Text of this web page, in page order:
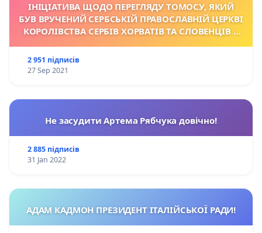
ІНІЦІАТИВА ЩОДО ПЕРЕГЛЯДУ TОМОСУ, ЯКИЙ
БУВ ВРУЧЕНИЙ СЕРБСЬКІЙ ПРАВОСЛАВНІЙ ЦЕРКВІ
КОРОЛІВСТВА СЕРБІВ ХОРВАТІВ ТА СЛОВЕНЦІВ У
2 951 підписів
27 Sep 2021
Не засудити Артема Рябчука довічно!
2 885 підписів
31 Jan 2022
АДАМ КАДМОН ПРЕЗИДЕНТ ІТАЛІЙСЬКОЇ РАДИ!